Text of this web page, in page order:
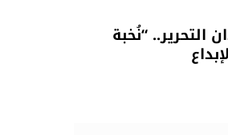
التحرير.. “نُخبة